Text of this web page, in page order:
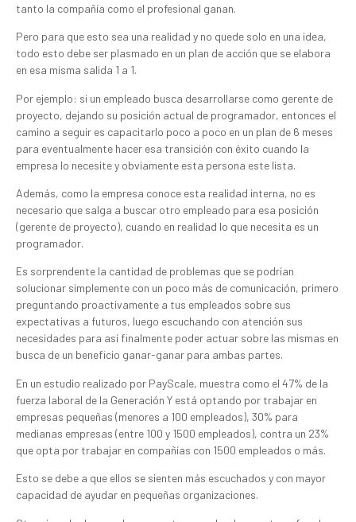
tanto la compañía como el profesional ganan.
Pero para que esto sea una realidad y no quede solo en una idea,
todo esto debe ser plasmado en un plan de acción que se elabora
en esa misma salida 1 a 1.
Por ejemplo: si un empleado busca desarrollarse como gerente de
proyecto, dejando su posición actual de programador, entonces el
camino a seguir es capacitarlo poco a poco en un plan de 6 meses
para eventualmente hacer esa transición con éxito cuando la
empresa lo necesite y obviamente esta persona este lista.
Además, como la empresa conoce esta realidad interna, no es
necesario que salga a buscar otro empleado para esa posición
(gerente de proyecto), cuando en realidad lo que necesita es un
programador.
Es sorprendente la cantidad de problemas que se podrían
solucionar simplemente con un poco más de comunicación, primero
preguntando proactivamente a tus empleados sobre sus
expectativas a futuros, luego escuchando con atención sus
necesidades para así finalmente poder actuar sobre las mismas en
busca de un beneficio ganar-ganar para ambas partes.
En un estudio realizado por PayScale, muestra como el 47% de la
fuerza laboral de la Generación Y está optando por trabajar en
empresas pequeñas (menores a 100 empleados), 30% para
medianas empresas (entre 100 y 1500 empleados), contra un 23%
que opta por trabajar en compañías con 1500 empleados o más.
Esto se debe a que ellos se sienten más escuchados y con mayor
capacidad de ayudar en pequeñas organizaciones.